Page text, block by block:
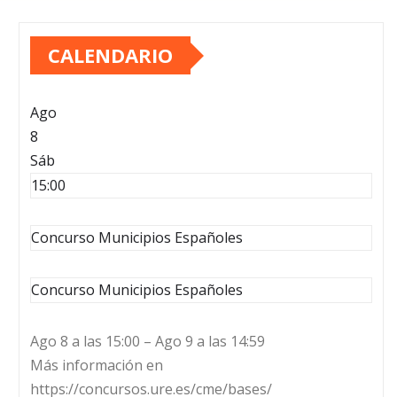
CALENDARIO
Ago
8
Sáb
15:00
Concurso Municipios Españoles
Concurso Municipios Españoles
Ago 8 a las 15:00 – Ago 9 a las 14:59
Más información en
https://concursos.ure.es/cme/bases/